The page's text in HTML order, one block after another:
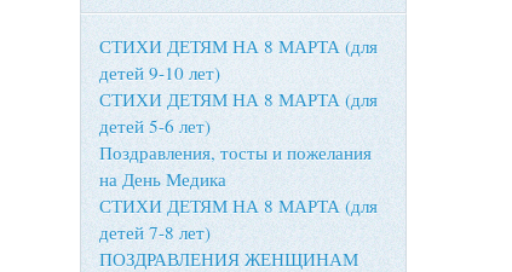
СТИХИ ДЕТЯМ НА 8 МАРТА (для
детей 9-10 лет)
СТИХИ ДЕТЯМ НА 8 МАРТА (для
детей 5-6 лет)
Поздравления, тосты и пожелания
на День Медика
СТИХИ ДЕТЯМ НА 8 МАРТА (для
детей 7-8 лет)
ПОЗДРАВЛЕНИЯ ЖЕНЩИНАМ